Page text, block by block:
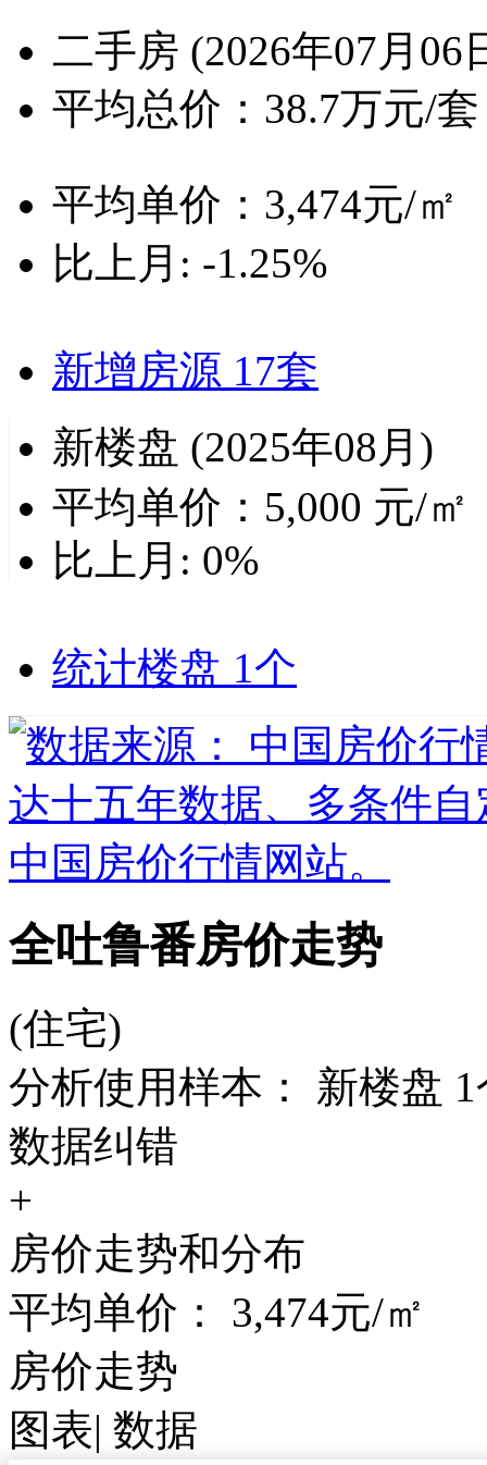
二手房 (2026年07月06
平均总价： 38.7万元/套
平均单价： 3,474元/㎡
比上月: -1.25%
新增房源 17套
新楼盘 (2025年08月)
平均单价： 5,000 元/㎡
比上月: 0%
统计楼盘 1个
全吐鲁番房价走势
(住宅)
分析使用样本： 新楼盘
数据纠错
+
房价走势和分布
平均单价： 3,474元/㎡
房价走势
图表| 数据